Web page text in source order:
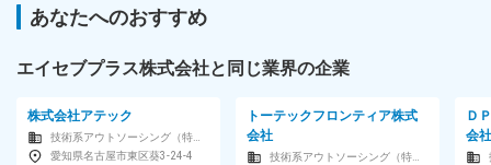
める業務
あなたへのおすすめ
エイセブプラス株式会社と同じ業界の企業
株式会社アテック
愛知県名古屋市東区葵3-24-4
トーテックフロンティア株式
会社
Ｄ
会社